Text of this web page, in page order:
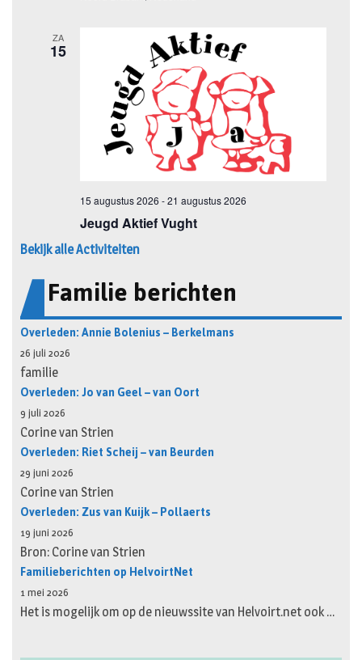
Bekijk alle Activiteiten
Familie berichten
Overleden: Annie Bolenius – Berkelmans
26 juli 2026
familie
Overleden: Jo van Geel – van Oort
9 juli 2026
Corine van Strien
Overleden: Riet Scheij – van Beurden
29 juni 2026
Corine van Strien
Overleden: Zus van Kuijk – Pollaerts
19 juni 2026
Bron: Corine van Strien
Familieberichten op HelvoirtNet
1 mei 2026
Het is mogelijk om op de nieuwssite van Helvoirt.net ook …